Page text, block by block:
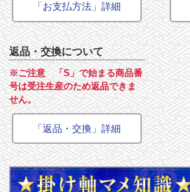
「お支払方法」詳細
返品・交換について
※ご注意 「S」で始まる商品番
号は受注生産のため返品できま
せん。
「返品・交換」詳細